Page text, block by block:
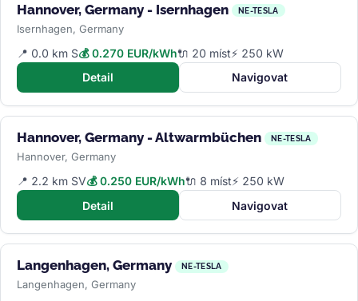
Hannover, Germany - Isernhagen NE-TESLA
Isernhagen, Germany
📍 0.0 km S💰 0.270 EUR/kWh🔌 20 míst⚡ 250 kW
Detail
Navigovat
Hannover, Germany - Altwarmbüchen NE-TESLA
Hannover, Germany
📍 2.2 km SV💰 0.250 EUR/kWh🔌 8 míst⚡ 250 kW
Detail
Navigovat
Langenhagen, Germany NE-TESLA
Langenhagen, Germany